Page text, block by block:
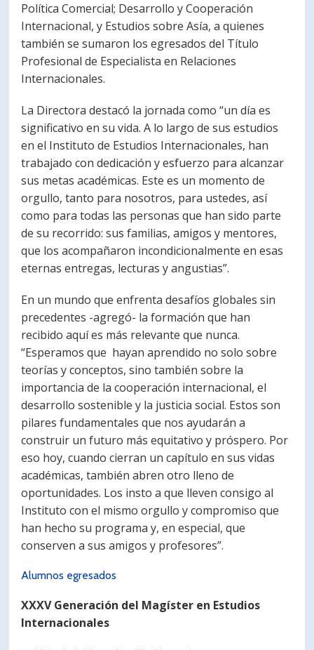
Política Comercial; Desarrollo y Cooperación
Internacional, y Estudios sobre Asía, a quienes
también se sumaron los egresados del Título
Profesional de Especialista en Relaciones
Internacionales.
La Directora destacó la jornada como “un día es
significativo en su vida. A lo largo de sus estudios
en el Instituto de Estudios Internacionales, han
trabajado con dedicación y esfuerzo para alcanzar
sus metas académicas. Este es un momento de
orgullo, tanto para nosotros, para ustedes, así
como para todas las personas que han sido parte
de su recorrido: sus familias, amigos y mentores,
que los acompañaron incondicionalmente en esas
eternas entregas, lecturas y angustias”.
En un mundo que enfrenta desafíos globales sin
precedentes -agregó- la formación que han
recibido aquí es más relevante que nunca.
“Esperamos que hayan aprendido no solo sobre
teorías y conceptos, sino también sobre la
importancia de la cooperación internacional, el
desarrollo sostenible y la justicia social. Estos son
pilares fundamentales que nos ayudarán a
construir un futuro más equitativo y próspero. Por
eso hoy, cuando cierran un capítulo en sus vidas
académicas, también abren otro lleno de
oportunidades. Los insto a que lleven consigo al
Instituto con el mismo orgullo y compromiso que
han hecho su programa y, en especial, que
conserven a sus amigos y profesores”.
Alumnos egresados
XXXV Generación del Magíster en Estudios
Internacionales